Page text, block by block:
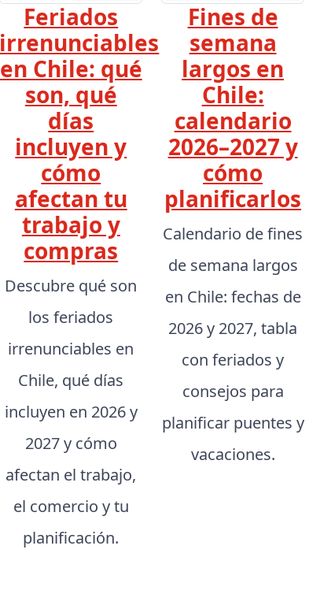
Feriados
irrenunciables
en Chile: qué
son, qué
días
incluyen y
cómo
afectan tu
trabajo y
compras
Descubre qué son
los feriados
irrenunciables en
Chile, qué días
incluyen en 2026 y
2027 y cómo
afectan el trabajo,
el comercio y tu
planificación.
Fines de
semana
largos en
Chile:
calendario
2026–2027 y
cómo
planificarlos
Calendario de fines
de semana largos
en Chile: fechas de
2026 y 2027, tabla
con feriados y
consejos para
planificar puentes y
vacaciones.